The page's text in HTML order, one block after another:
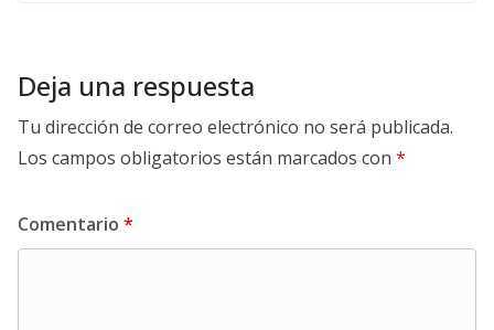
Deja una respuesta
Tu dirección de correo electrónico no será publicada.
Los campos obligatorios están marcados con *
Comentario *